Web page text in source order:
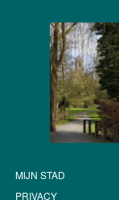
MIJN STAD
PRIVACY